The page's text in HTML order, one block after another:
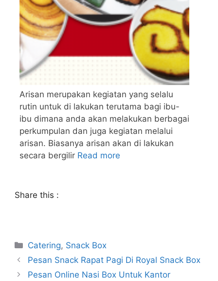
Arisan merupakan kegiatan yang selalu
rutin untuk di lakukan terutama bagi ibu-
ibu dimana anda akan melakukan berbagai
perkumpulan dan juga kegiatan melalui
arisan. Biasanya arisan akan di lakukan
secara bergilir Read more
Share this :
Catering, Snack Box
Pesan Snack Rapat Pagi Di Royal Snack Box
Pesan Online Nasi Box Untuk Kantor